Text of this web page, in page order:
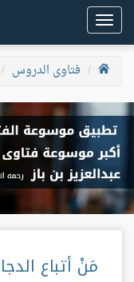
Toggle
navigation
فتاوى الدروس
مَنْ أتباع